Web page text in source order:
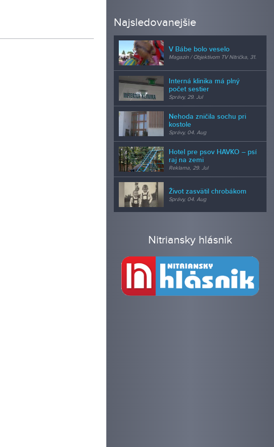
Najsledovanejšie
V Bábe bolo veselo
Magazín / Objektívom TV Nitrička, 31.
Interná klinika má plný
počet sestier
Správy, 29. Jul
Nehoda zničila sochu pri
kostole
Správy, 04. Aug
Hotel pre psov HAVKO – psí
raj na zemi
Reklama, 29. Jul
Život zasvätil chrobákom
Správy, 04. Aug
Nitriansky hlásnik